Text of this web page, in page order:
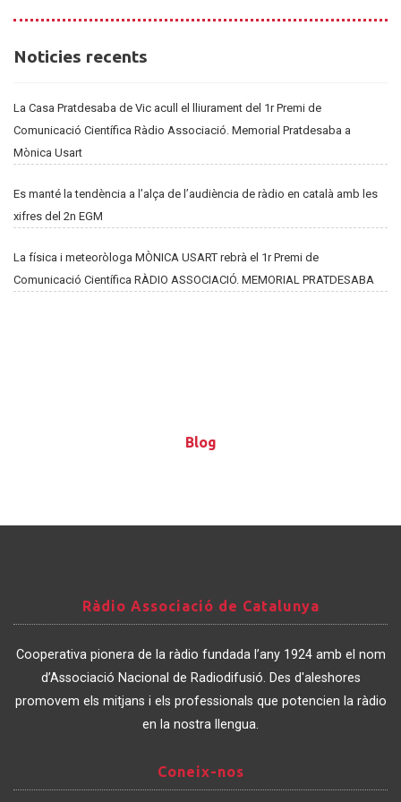
Noticies
Noticies recents
La Casa Pratdesaba de Vic acull el lliurament del 1r Premi de
Comunicació Científica Ràdio Associació. Memorial Pratdesaba a
Mònica Usart
Es manté la tendència a l’alça de l’audiència de ràdio en català amb les
xifres del 2n EGM
La física i meteoròloga MÒNICA USART rebrà el 1r Premi de
Comunicació Científica RÀDIO ASSOCIACIÓ. MEMORIAL PRATDESABA
Blog
Blog
Associació
de
Catalunya
Ràdio Associació de Catalunya
Cooperativa pionera de la ràdio fundada l’any 1924 amb el nom
d’Associació Nacional de Radiodifusió. Des d'aleshores
promovem els mitjans i els professionals que potencien la ràdio
en la nostra llengua.
nos
Coneix-nos